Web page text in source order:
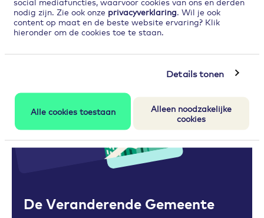
nodig zijn. Zie ook onze privacyverklaring . Wil je ook
content op maat en de beste website ervaring? Klik
hieronder om de cookies toe te staan.
Details tonen
Alle cookies toestaan
Alleen noodzakelijke
cookies
Toevoegen aan favorieten
De Veranderende Gemeente